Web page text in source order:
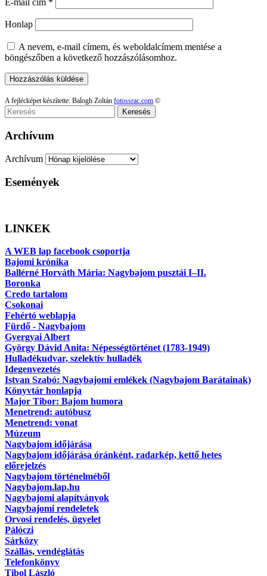
E-mail cím *
Honlap
A nevem, e-mail címem, és weboldalcímem mentése a
böngészőben a következő hozzászólásomhoz.
A fejlécképet készítette: Balogh Zoltán fotossrac.com ©
Keresés
Archívum
Archívum
Események
LINKEK
A WEB lap facebook csoportja
Bajomi krónika
Ballérné Horváth Mária: Nagybajom pusztái I–II.
Boronka
Credo tartalom
Csokonai
Fehértó weblapja
Fürdő - Nagybajom
Gyergyai Albert
György Dávid Anita: Népességtörténet (1783-1949)
Hulladékudvar, szelektív hulladék
Idegenvezetés
Istvan Szabó: Nagybajomi emlékek (Nagybajom Barátainak)
Könyvtár honlapja
Major Tibor: Bajom humora
Menetrend: autóbusz
Menetrend: vonat
Múzeum
Nagybajom időjárása
Nagybajom időjárása óránként, radarkép, kettő hetes
előrejelzés
Nagybajom történelméből
Nagybajom.lap.hu
Nagybajomi alapítványok
Nagybajomi rendeletek
Orvosi rendelés, ügyelet
Pálóczi
Sárközy
Szállás, vendéglátás
Telefonkönyv
Tibol László